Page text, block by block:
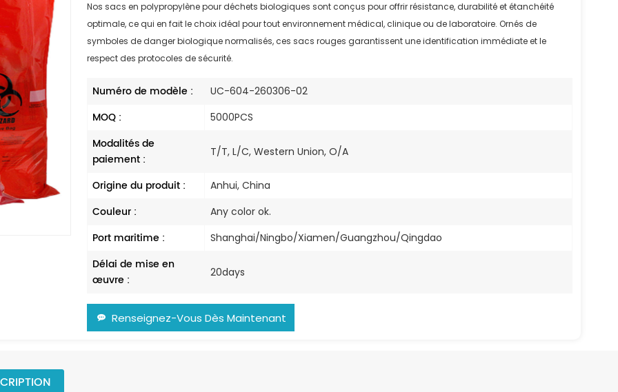
Nos sacs en polypropylène pour déchets biologiques sont conçus pour offrir résistance, durabilité et étanchéité
optimale, ce qui en fait le choix idéal pour tout environnement médical, clinique ou de laboratoire. Ornés de
symboles de danger biologique normalisés, ces sacs rouges garantissent une identification immédiate et le
respect des protocoles de sécurité.
Numéro de modèle : UC-604-260306-02
MOQ : 5000PCS
Modalités de
paiement :
T/T, L/C, Western Union, O/A
Origine du produit : Anhui, China
Couleur : Any color ok.
Port maritime : Shanghai/Ningbo/Xiamen/Guangzhou/Qingdao
Délai de mise en
œuvre :
20days
Renseignez-Vous Dès Maintenant